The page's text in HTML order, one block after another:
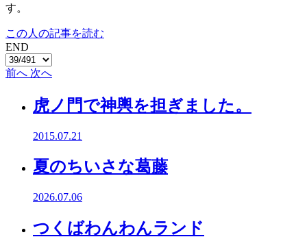
す。
この人の記事を読む
END
前へ 次へ
虎ノ門で神輿を担ぎました。
2015.07.21
夏のちいさな葛藤
2026.07.06
つくばわんわんランド